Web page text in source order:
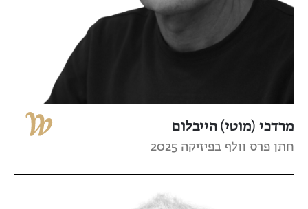
מרדכי (מוטי) הייבלום
חתן פרס וולף בפיזיקה 2025